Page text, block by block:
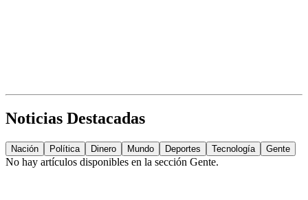
Noticias Destacadas
Nación Política Dinero Mundo Deportes Tecnología Gente
No hay artículos disponibles en la sección Gente.